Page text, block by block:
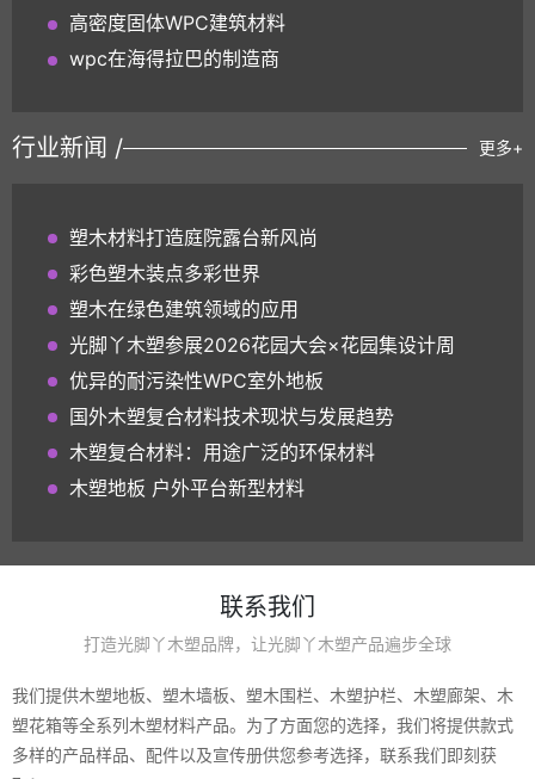
高密度固体WPC建筑材料
wpc在海得拉巴的制造商
行业新闻 / 更多+
塑木材料打造庭院露台新风尚
彩色塑木装点多彩世界
塑木在绿色建筑领域的应用
光脚丫木塑参展2026花园大会×花园集设计周
优异的耐污染性WPC室外地板
国外木塑复合材料技术现状与发展趋势
木塑复合材料：用途广泛的环保材料
木塑地板 户外平台新型材料
联系我们
打造光脚丫木塑品牌，让光脚丫木塑产品遍步全球
我们提供木塑地板、塑木墙板、塑木围栏、木塑护栏、木塑廊架、木
塑花箱等全系列木塑材料产品。为了方面您的选择，我们将提供款式
多样的产品样品、配件以及宣传册供您参考选择，联系我们即刻获